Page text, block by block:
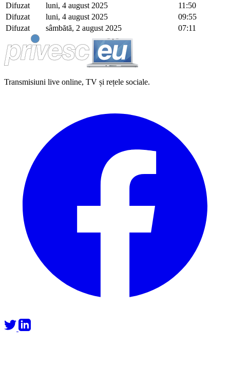
Difuzat
luni, 4 august 2025
11:50
Difuzat
luni, 4 august 2025
09:55
Difuzat
sâmbătă, 2 august 2025 07:11
Transmisiuni live online, TV și rețele sociale.